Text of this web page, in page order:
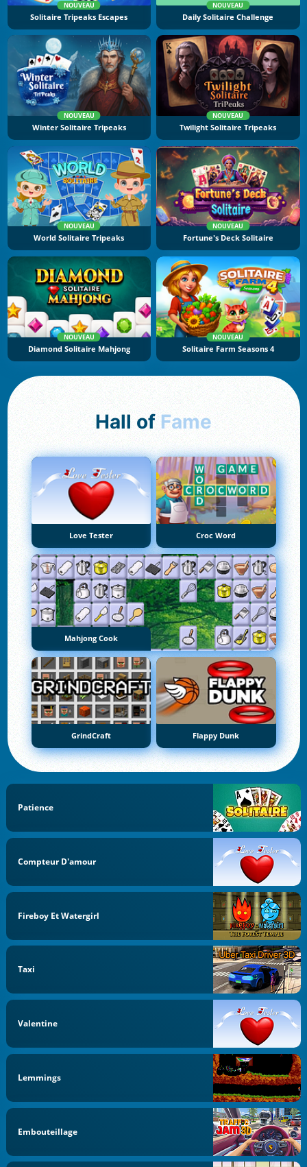
NOUVEAU
Solitaire Tripeaks Escapes
NOUVEAU
Daily Solitaire Challenge
NOUVEAU
Winter Solitaire Tripeaks
NOUVEAU
Twilight Solitaire Tripeaks
NOUVEAU
World Solitaire Tripeaks
NOUVEAU
Fortune's Deck Solitaire
NOUVEAU
Diamond Solitaire Mahjong
NOUVEAU
Solitaire Farm Seasons 4
Hall of Fame
Love Tester Croc Word
Mahjong Cook
GrindCraft Flappy Dunk
Patience
Compteur D'amour
Fireboy Et Watergirl
Taxi
Valentine
Lemmings
Embouteillage